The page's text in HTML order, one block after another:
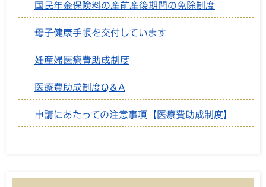
国民年金保険料の産前産後期間の免除制度
母子健康手帳を交付しています
妊産婦医療費助成制度
医療費助成制度Q＆A
申請にあたっての注意事項【医療費助成制度】